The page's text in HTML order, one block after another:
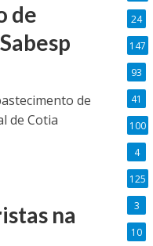
de
de
de Cotia
na
24
147
93
41
100
4
125
3
10